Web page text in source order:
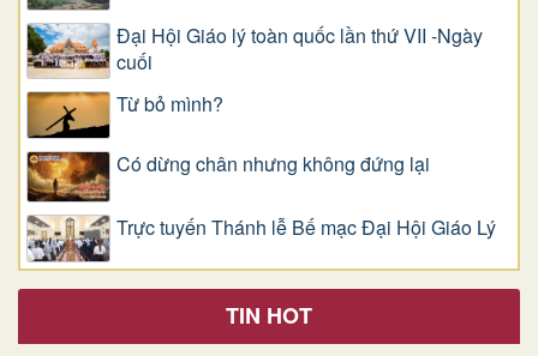
Đại Hội Giáo lý toàn quốc lần thứ VII -Ngày
cuối
Từ bỏ mình?
Có dừng chân nhưng không đứng lại
Trực tuyến Thánh lễ Bế mạc Đại Hội Giáo Lý
TIN HOT